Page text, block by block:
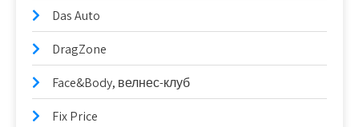
Das Auto
DragZone
Face&Body, велнес-клуб
Fix Price